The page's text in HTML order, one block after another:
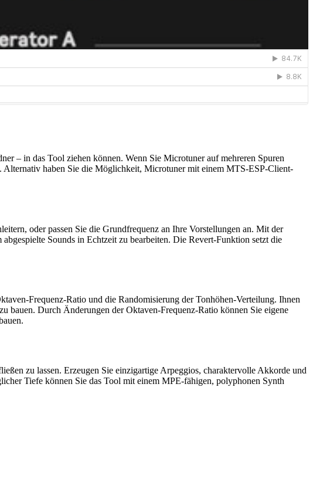
– in das Tool ziehen können. Wenn Sie Microtuner auf mehreren Spuren
haben Sie die Möglichkeit, Microtuner mit einem MTS-ESP-Client-
oder passen Sie die Grundfrequenz an Ihre Vorstellungen an. Mit der
Sounds in Echtzeit zu bearbeiten. Die Revert-Funktion setzt die
Frequenz-Ratio und die Randomisierung der Tonhöhen-Verteilung. Ihnen
bauen. Durch Änderungen der Oktaven-Frequenz-Ratio können Sie eigene
zu lassen. Erzeugen Sie einzigartige Arpeggios, charaktervolle Akkorde und
Tiefe können Sie das Tool mit einem MPE-fähigen, polyphonen Synth